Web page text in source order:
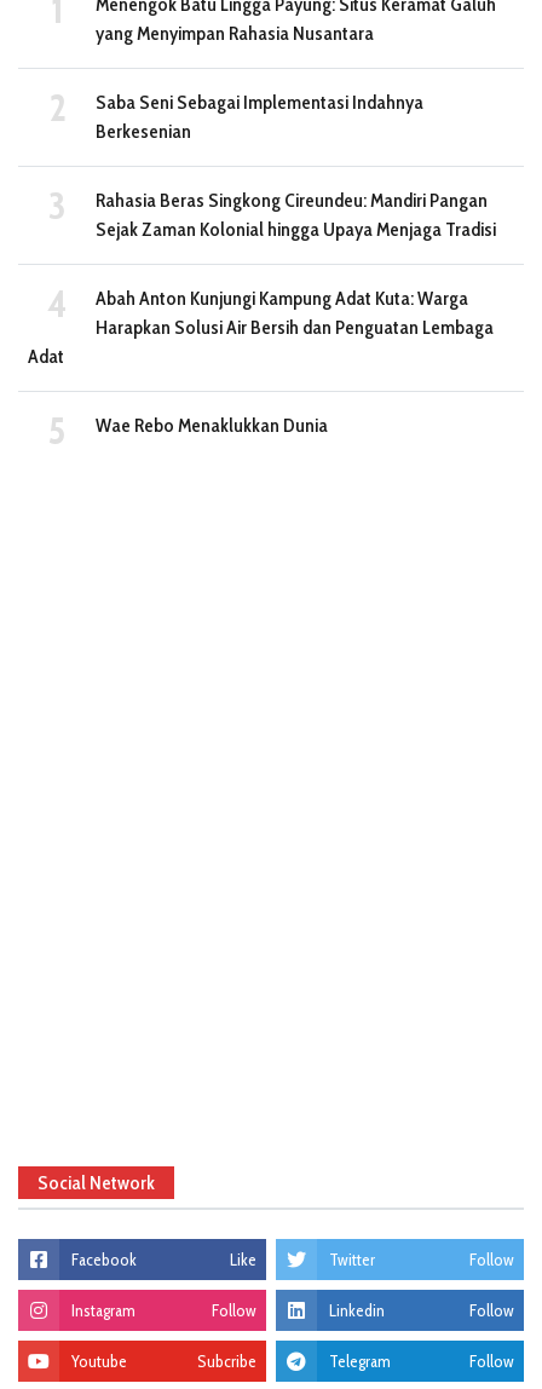
yang Menyimpan Rahasia Nusantara
Saba Seni Sebagai Implementasi Indahnya
Berkesenian
Rahasia Beras Singkong Cireundeu: Mandiri Pangan
Sejak Zaman Kolonial hingga Upaya Menjaga Tradisi
Abah Anton Kunjungi Kampung Adat Kuta: Warga
Harapkan Solusi Air Bersih dan Penguatan Lembaga
Adat
Wae Rebo Menaklukkan Dunia
Social Network
Facebook Like Twitter Follow
Instagram Follow Linkedin Follow
Youtube Subcribe Telegram Follow